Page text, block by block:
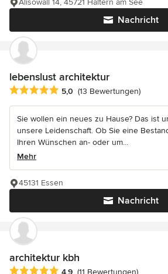
Nachricht
lebenslust architektur
Durchschnittliche Bewertung: 5 von 5
5,0 (13 Bewertungen)
Sie wollen ein neues zu Hause? Das ist
unsere Leidenschaft. Ob Sie eine
Ihren Wünschen an- oder um...
Mehr
Nachricht
45131 Essen
architektur kbh
Durchschnittliche Bewertung: 4.9 von